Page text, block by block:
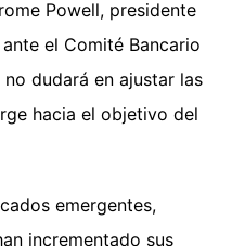
Powell, presidente
el Comité Bancario
dudará en ajustar las
hacia el objetivo del
emergentes,
incrementado sus